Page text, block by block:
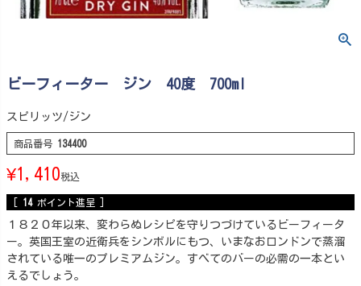
ビーフィーター ジン 40度 700ml
スピリッツ/ジン
商品番号 134400
¥1,410税込
14 ポイント進呈 ]
１８２０年以来、変わらぬレシピを守りつづけているビーフィータ
ー。英国王室の近衛兵をシンボルにもつ、いまなおロンドンで蒸溜
されている唯一のプレミアムジン。すべてのバーの必需の一本とい
えるでしょう。